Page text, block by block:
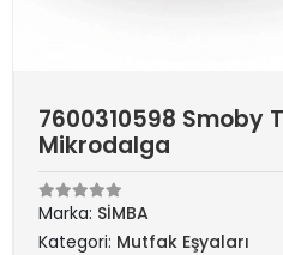
7600310598 Smoby
Mikrodalga
Marka: SİMBA
Kategori: Mutfak Eşyaları